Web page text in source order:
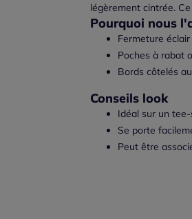
légèrement cintrée.
Pourquoi nous
Fermeture
Poches à rabat
Bords côtelés
Conseils look
Idéal sur un
Se porte
Peut être